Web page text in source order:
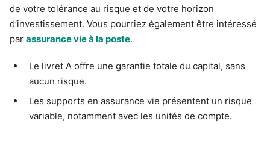
de votre tolérance au risque et de votre horizon
d’investissement. Vous pourriez également être intéressé
par assurance vie à la poste.
Le livret A offre une garantie totale du capital, sans
aucun risque.
Les supports en assurance vie présentent un risque
variable, notamment avec les unités de compte.